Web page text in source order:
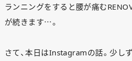
ランニングをすると腰が痛む
が続きます…。
さて、本日はInstagramの話。少し